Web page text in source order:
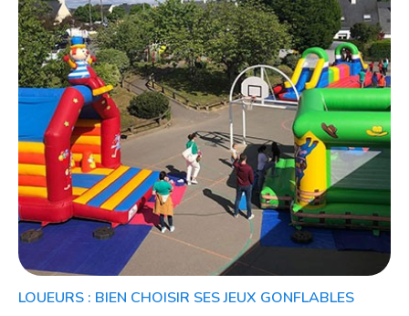
LOUEURS : BIEN CHOISIR SES JEUX GONFLABLES